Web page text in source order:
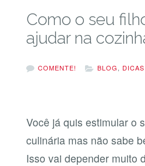
Como o seu
ajudar na
COMENTE! BLOG, DICAS
Você já quis estimular o
culinária mas não sabe
Isso vai depender muito